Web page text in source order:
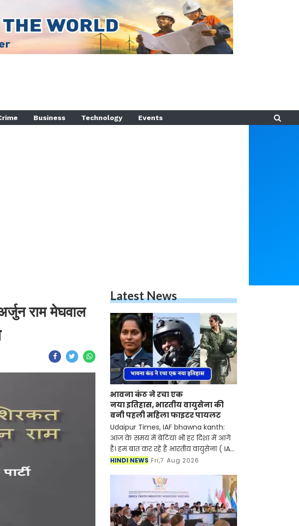
Business Technology Events
राम मेघवाल
Latest News
भावना कंठ ने रचा एक
नया इतिहास, भारतीय वायुसेना की
बनी पहली महिला फाइटर पायलट
Udaipur Times, IAF bhawna kanth:
आज के समय में बेटियां भी हर दिशा में आगे है। हम
बात कर रहे है भारतीय वायुसेना ( IAF ) की
स्क्वाड्रन लीडर भावना कंठ के बारे में जिन्होंने एक
बार फिर इतिहास रच दिया है।
HINDI NEWS Fri,7 Aug 2026